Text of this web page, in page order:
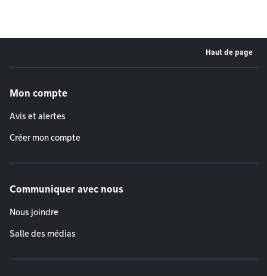
Haut de page
Mon compte
Avis et alertes
Créer mon compte
Communiquer avec nous
Nous joindre
Salle des médias